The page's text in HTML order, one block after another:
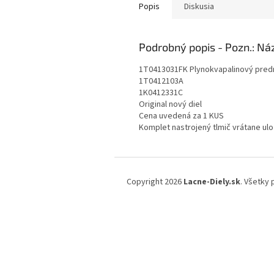
Popis Diskusia
Podrobný popis
1T0413031FK Plynokvapalinový
1T0412103A
1K0412331C
Original nový diel
Cena uvedená za 1 KUS
Komplet nastrojený tlmič vrátane
Copyright 2026 Lacne-Diely.sk. Všetky